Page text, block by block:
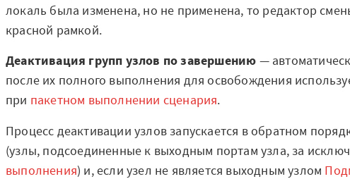
локаль была изменена, но не применена, то редактор
красной рамкой.
Деактивация групп узлов по завершению —
после их полного выполнения для освобождения
при пакетном выполнении сценария.
Процесс деактивации узлов запускается в обратном
(узлы, подсоединенные к выходным портам узла, за
выполнения) и, если узел не является выходным узлом